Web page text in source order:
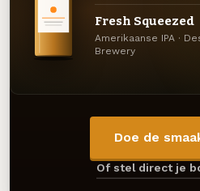
Fresh Squeezed
Amerikaanse IPA ·
Brewery
Doe de
Of stel direct je